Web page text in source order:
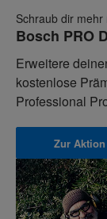
Schraub dir mehr
Bosch PRO
Erweitere
kostenlose
Professional
Zur Aktion